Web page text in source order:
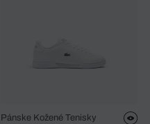
Pánske Kožené Tenisky